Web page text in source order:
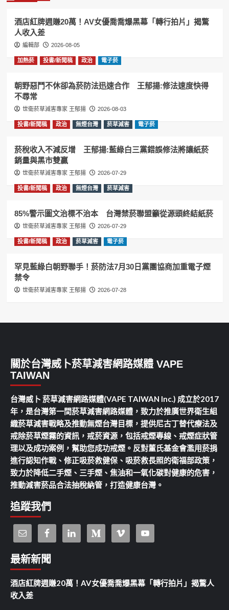
酒店紅牌週賺20萬！AV女優喬喬爆黑幕「轉行拍片」揭驚
人收入差
編輯部 2026-08-05
加熱菸 投書/新聞稿 政治 電子菸
朝野惡鬥不休卻為菸防法迅速合作 王郁揚:修法速度快得
不尋常
世衛菸草減害專家 王郁揚 2026-08-03
投書/新聞稿 政治 無煙台灣 菸草減害 電子菸
菸稅收入不減反增 王郁揚:藍綠白三黨錯誤修法將讓紙菸
銷量與黑市雙贏
世衛菸草減害專家 王郁揚 2026-07-29
投書/新聞稿 政治 無煙台灣 菸草減害
85%警示圖文治標不治本 台灣禁菸聯盟籲從源頭終結紙菸
世衛菸草減害專家 王郁揚 2026-07-29
投書/新聞稿 政治 菸草減害 電子菸
罕見藍綠白朝野聯手！菸防法7月30日黨團協商加重電子煙
禁令
世衛菸草減害專家 王郁揚 2026-07-28
關於台灣威卜菸草減害網路媒體 VAPE
TAIWAN
台灣威卜 菸草減害網路媒體(VAPE TAIWAN Inc.) 成立於2017
年，是台灣第一間菸草減害網路媒體，致力於推廣世界衛生組
織菸草減害戰略及推動無煙台灣目標，提供尼古丁替代療法及
戒除菸草煙霧的資訊，戒菸資源，包括戒煙專線、戒煙症狀管
理以及成功案例，幫助您成功戒煙。反對董氏基金會濫用菸捐
進行認知作戰、修正吸菸救健保、吸菸救長照的衛福部政策，
致力於降低二手煙、三手煙、焦油和一氧化碳對健康的危害，
推動減害菸品合法抽稅納管，打造健康台灣。
追蹤我們
最新新聞
酒店紅牌週賺20萬！AV女優喬喬爆黑幕「轉行拍片」揭驚人
收入差